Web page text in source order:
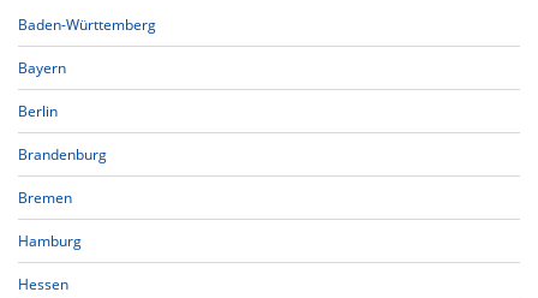
Baden-Württemberg
Bayern
Berlin
Brandenburg
Bremen
Hamburg
Hessen